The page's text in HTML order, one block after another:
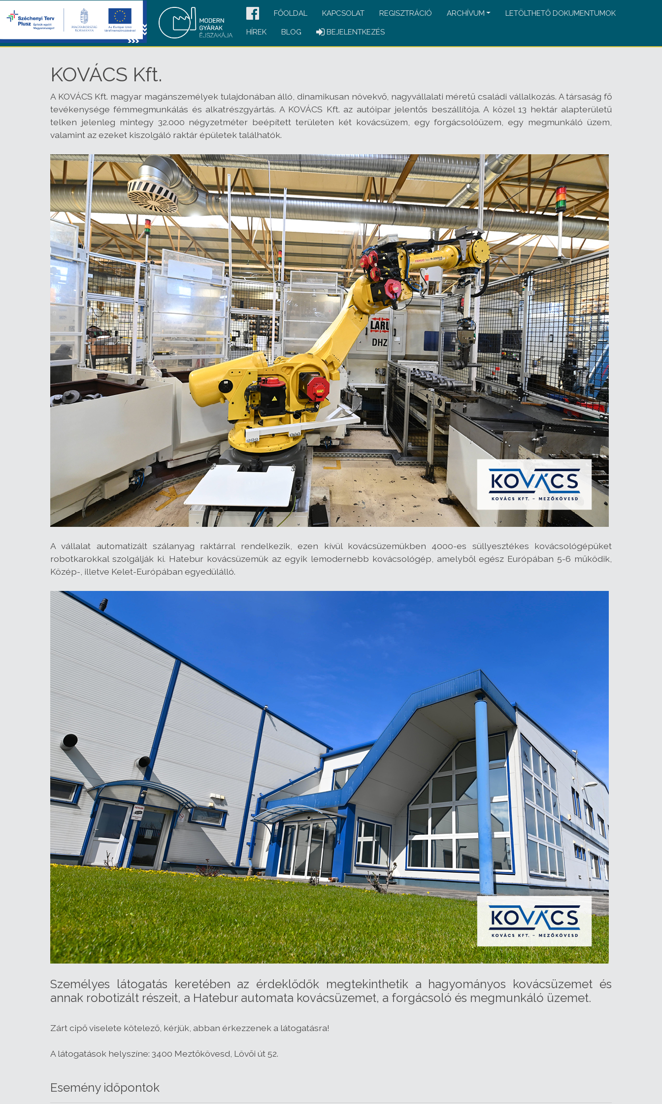
FŐOLDAL KAPCSOLAT REGISZTRÁCIÓ ARCHÍVUM LETÖLTHETŐ DOKUMENTUMOK
HÍREK BLOG BEJELENTKEZÉS
KOVÁCS Kft.
A KOVÁCS Kft. magyar magánszemélyek tulajdonában álló, dinamikusan növekvő, nagyvállalati méretű családi vállalkozás. A társaság fő
tevékenysége fémmegmunkálás és alkatrészgyártás. A KOVÁCS Kft. az autóipar jelentős beszállítója. A közel 13 hektár alapterületű
telken jelenleg mintegy 32.000 négyzetméter beépített területen két kovácsüzem, egy forgácsolóüzem, egy megmunkáló üzem,
valamint az ezeket kiszolgáló raktár épületek találhatók.
A vállalat automatizált szálanyag raktárral rendelkezik, ezen kívül kovácsüzemükben 4000-es süllyesztékes kovácsológépüket
robotkarokkal szolgálják ki. Hatebur kovácsüzemük az egyik lemodernebb kovácsológép, amelyből egész Európában 5-6 működik,
Közép-, illetve Kelet-Európában egyedülálló.
Személyes látogatás keretében az érdeklődők megtekinthetik a hagyományos kovácsüzemet és
annak robotizált részeit, a Hatebur automata kovácsüzemet, a forgácsoló és megmunkáló üzemet.
Zárt cipő viselete kötelező, kérjük, abban érkezzenek a látogatásra!
A látogatások helyszíne: 3400 Meztőkövesd, Lövői út 52.
Esemény időpontok